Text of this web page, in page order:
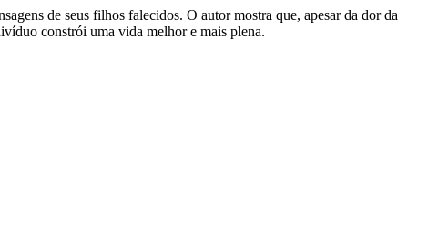
de seus filhos falecidos. O autor mostra que, apesar da dor da
constrói uma vida melhor e mais plena.